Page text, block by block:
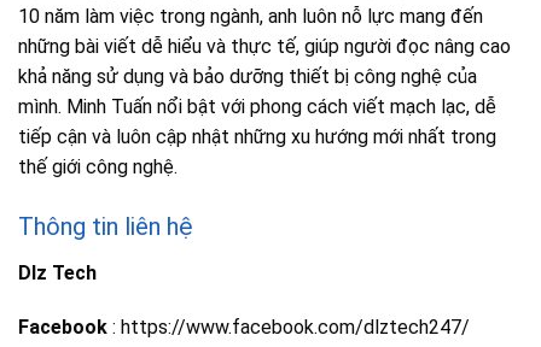
10 năm làm việc trong ngành, anh luôn nỗ lực mang đến
những bài viết dễ hiểu và thực tế, giúp người đọc nâng cao
khả năng sử dụng và bảo dưỡng thiết bị công nghệ của
mình. Minh Tuấn nổi bật với phong cách viết mạch lạc, dễ
tiếp cận và luôn cập nhật những xu hướng mới nhất trong
thế giới công nghệ.
Thông tin liên hệ
Dlz Tech
Facebook : https://www.facebook.com/dlztech247/